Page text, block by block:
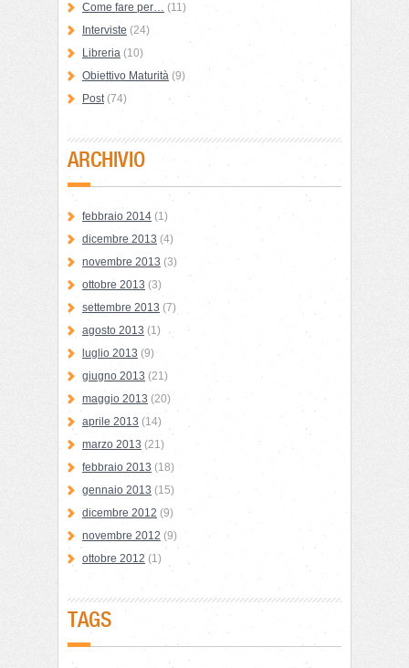
Come fare per… (11)
Interviste (24)
Libreria (10)
Obiettivo Maturità (9)
Post(74)
ARCHIVIO
febbraio 2014 (1)
dicembre 2013 (4)
novembre 2013 (3)
ottobre 2013 (3)
settembre 2013 (7)
agosto 2013 (1)
luglio 2013 (9)
giugno 2013 (21)
maggio 2013 (20)
aprile 2013 (14)
marzo 2013 (21)
febbraio 2013 (18)
gennaio 2013 (15)
dicembre 2012 (9)
novembre 2012 (9)
ottobre 2012 (1)
TAGS